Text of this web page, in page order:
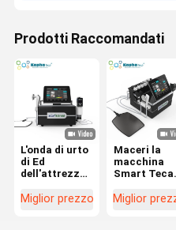
Prodotti Raccomandati
L'onda di urto
di Ed
dell'attrezzatura
diatermia di
Miglior prezzo
Maceri la
macchina
Smart
sollievo dal
Miglior